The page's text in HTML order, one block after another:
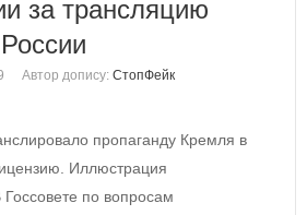
за трансляцию
Автор допису: СтопФейк
пропаганду Кремля в
Иллюстрация
по вопросам